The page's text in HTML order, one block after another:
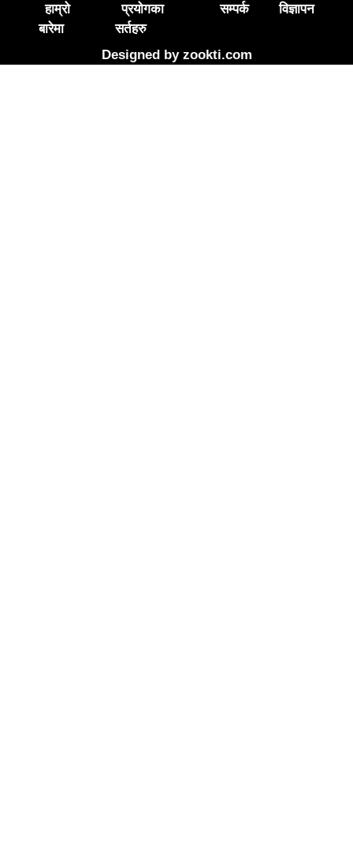
हाम्रो
बारेमा
प्रयोगका
सर्तहरु
सम्पर्क विज्ञापन
Designed by zookti.com